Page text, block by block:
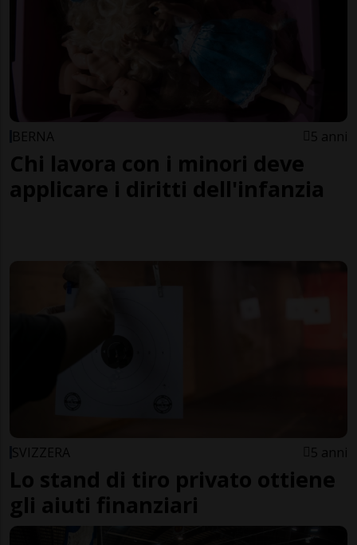
BERNA 5 anni
Chi lavora con i minori deve
applicare i diritti dell'infanzia
SVIZZERA 5 anni
Lo stand di tiro privato ottiene
gli aiuti finanziari